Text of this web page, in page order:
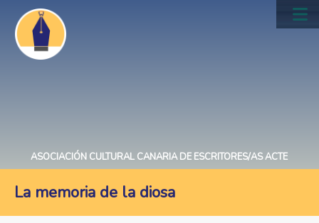
Pasar
contenido
principal
ASOCIACIÓN CULTURAL CANARIA DE ESCRITORES/AS ACTE
La memoria de la diosa